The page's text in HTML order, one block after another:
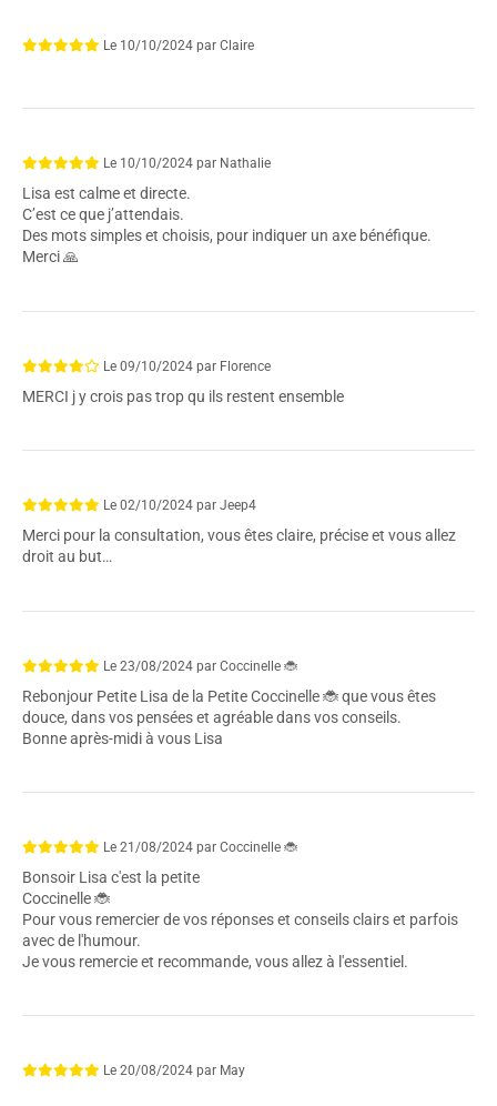
Le 10/10/2024 par Claire
Le 10/10/2024 par Nathalie
Lisa est calme et directe.
C’est ce que j’attendais.
Des mots simples et choisis, pour indiquer un axe bénéfique.
Merci 🙏
Le 09/10/2024 par Florence
MERCI j y crois pas trop qu ils restent ensemble
Le 02/10/2024 par Jeep4
Merci pour la consultation, vous êtes claire, précise et vous allez
droit au but…
Le 23/08/2024 par Coccinelle 🐞
Rebonjour Petite Lisa de la Petite Coccinelle 🐞 que vous êtes
douce, dans vos pensées et agréable dans vos conseils.
Bonne après-midi à vous Lisa
Le 21/08/2024 par Coccinelle 🐞
Bonsoir Lisa c'est la petite
Coccinelle 🐞
Pour vous remercier de vos réponses et conseils clairs et parfois
avec de l'humour.
Je vous remercie et recommande, vous allez à l'essentiel.
Le 20/08/2024 par May